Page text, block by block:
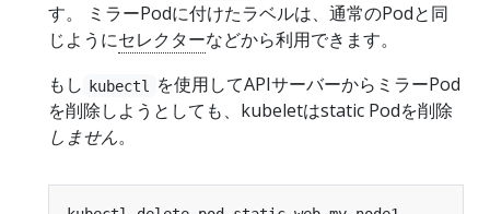
す。 ミラーPodに付けたラベルは、通常のPodと同
じようにセレクターなどから利用できます。
もし kubectl
を使用してAPIサーバーからミラーPod
を削除しようとしても、kubeletはstatic Podを削除
しません。